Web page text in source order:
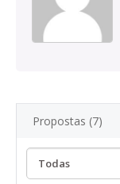
Propostas (7)